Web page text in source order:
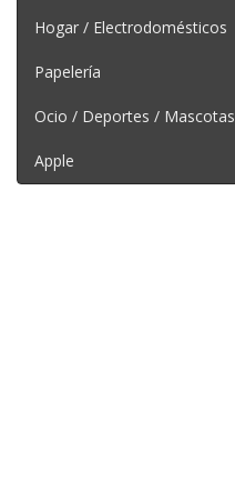
Hogar / Electrodomésticos
Papelería
Ocio / Deportes / Mascotas
Apple